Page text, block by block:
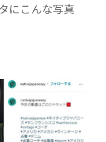
にこんな写真